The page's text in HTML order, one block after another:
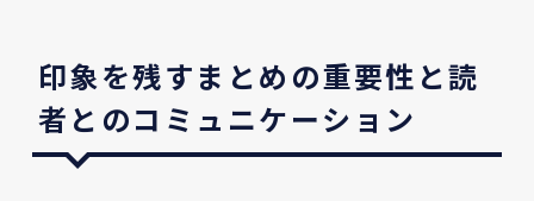
印象を残すまとめの重要性と読
者とのコミュニケーション